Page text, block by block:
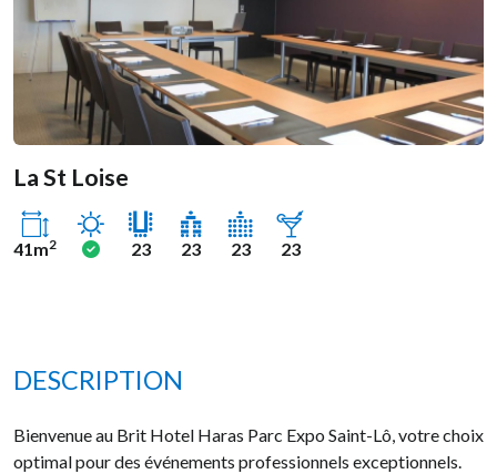
La St Loise
41m2
Ensoleillé
Oui
23
23 23 23
DESCRIPTION
Bienvenue au Brit Hotel Haras Parc Expo Saint-Lô, votre choix
optimal pour des événements professionnels exceptionnels.